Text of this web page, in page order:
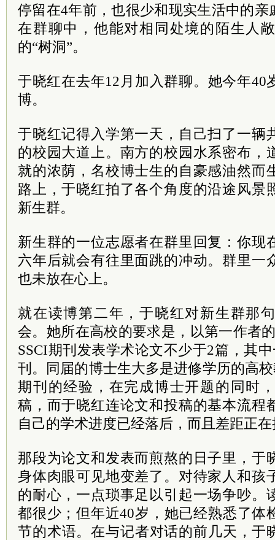
停留在4年前，也很少和现实生活中的
在群聊中，他能对相同处境的陌生人
的“树洞”。
于晓红在去年12月加入群聊。她今年40
博。
于晓红记得入学第一天，自己扫了一辆
的校园大道上。南方的校园水系密布，
就的浓荫，名校博士生的自豪感油然而
路上，于晓红拍了各个角度的沿途风景
新生群。
新生群的一位志愿者在群里回复：你现
六年后就会有往里面跳的冲动。群里一
也未放在心上。
就在读博第二年，于晓红对新生群那
会。她所在高校的要求是，以第一作者
SSCI期刊发表学术论文不少于2篇，其
刊。同届的博士生大多是进修学历的高
期刊的经验，在完成博士开题的同时
稿，而于晓红连论文和投稿的基本流程
自己的学术进度已经落后，而且差距正
那段为论文和发表而煎熬的日子里，于
身体肉眼可见地变差了。对待家人和孩
的耐心，一点琐事足以引起一场争吵。
都很少；但年近40岁，她已经熟悉了体
节的术语。在与记者对话的前几天，